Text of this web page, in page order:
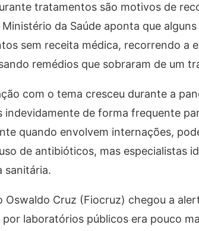
tratamentos são motivos de
Ministério da Saúde aponta que
sem receita médica, recorrendo a
remédios que sobraram de um
com o tema cresceu durante a
indevidamente de forma frequente
quando envolvem internações,
de antibióticos, mas especialistas
sanitária.
Oswaldo Cruz (Fiocruz) chegou a
laboratórios públicos era pouco